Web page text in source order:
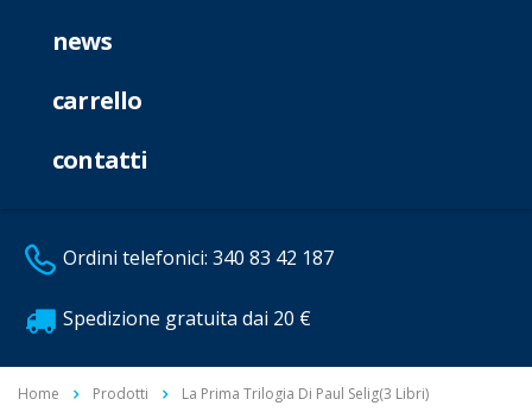
news
carrello
contatti
Ordini telefonici: 340 83 42 187
Spedizione gratuita dai 20 €
Home Prodotti La Prima Trilogia Di Paul Selig(3 Libri)